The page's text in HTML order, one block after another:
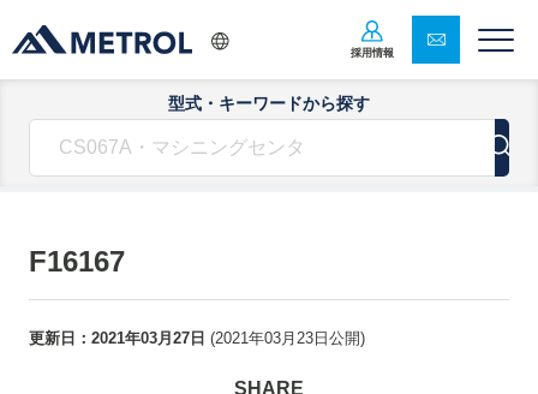
採用情報
型式・キーワードから探す
F16167
更新日： 2021年03月27日 (2021年03月23日 公開)
SHARE